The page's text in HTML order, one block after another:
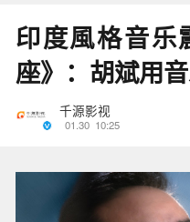
印度風格音乐
座》：胡斌用
千源影视
01.30 10:25